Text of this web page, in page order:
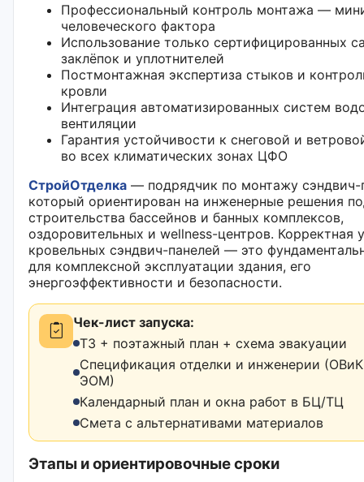
Профессиональный контроль монтажа —
человеческого фактора
Использование только сертифицированных
заклёпок и уплотнителей
Постмонтажная экспертиза стыков и
кровли
Интеграция автоматизированных систем
вентиляции
Гарантия устойчивости к снеговой и
во всех климатических зонах ЦФО
СтройОтделка — подрядчик по монтажу сэндвич-
который ориентирован на инженерные решения
строительства бассейнов и банных комплексов,
оздоровительных и wellness-центров. Корректная
кровельных сэндвич-панелей — это
для комплексной эксплуатации здания, его
энергоэффективности и безопасности.
Чек-лист запуска:
ТЗ + поэтажный план + схема эвакуации
Спецификация отделки и инженерии
ЭОМ)
Календарный план и окна работ в БЦ/ТЦ
Смета с альтернативами материалов
Этапы и ориентировочные сроки